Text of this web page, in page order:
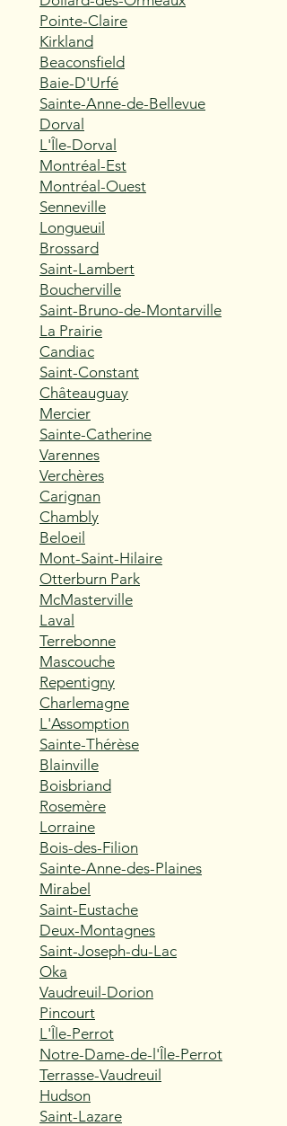
Pointe-Claire
Kirkland
Beaconsfield
Baie-D'Urfé
Sainte-Anne-de-Bellevue
Dorval
L'Île-Dorval
Montréal-Est
Montréal-Ouest
Senneville
Longueuil
Brossard
Saint-Lambert
Boucherville
Saint-Bruno-de-Montarville
La Prairie
Candiac
Saint-Constant
Châteauguay
Mercier
Sainte-Catherine
Varennes
Verchères
Carignan
Chambly
Beloeil
Mont-Saint-Hilaire
Otterburn Park
McMasterville
Laval
Terrebonne
Mascouche
Repentigny
Charlemagne
L'Assomption
Sainte-Thérèse
Blainville
Boisbriand
Rosemère
Lorraine
Bois-des-Filion
Sainte-Anne-des-Plaines
Mirabel
Saint-Eustache
Deux-Montagnes
Saint-Joseph-du-Lac
Oka
Vaudreuil-Dorion
Pincourt
L'Île-Perrot
Notre-Dame-de-l'Île-Perrot
Terrasse-Vaudreuil
Hudson
Saint-Lazare